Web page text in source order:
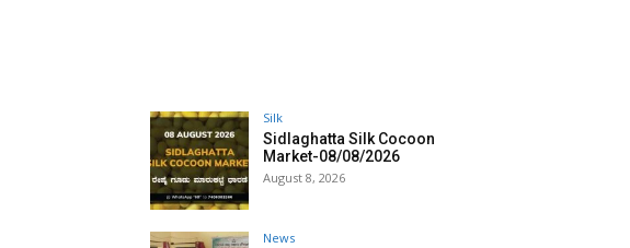
Silk
Sidlaghatta Silk Cocoon
Market-08/08/2026
August 8, 2026
News